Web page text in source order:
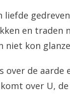
liefde
en traden
niet kon
over de
over U,